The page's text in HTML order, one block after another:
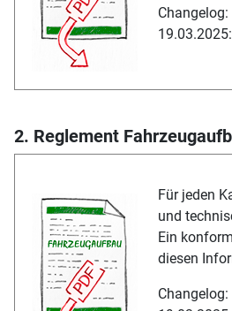
Changelog:
2. Reglement
Für jeden
und
Ein
diesen
Changelog: